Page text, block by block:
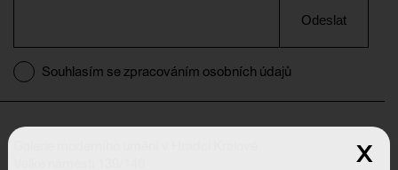
Odeslat
Souhlasím se zpracováním osobních údajů
x